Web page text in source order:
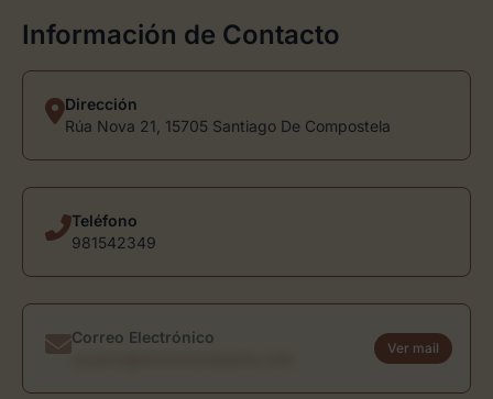
Información de Contacto
Dirección
Rúa Nova 21, 15705 Santiago De Compostela
Teléfono
981542349
Correo Electrónico
Ver mail